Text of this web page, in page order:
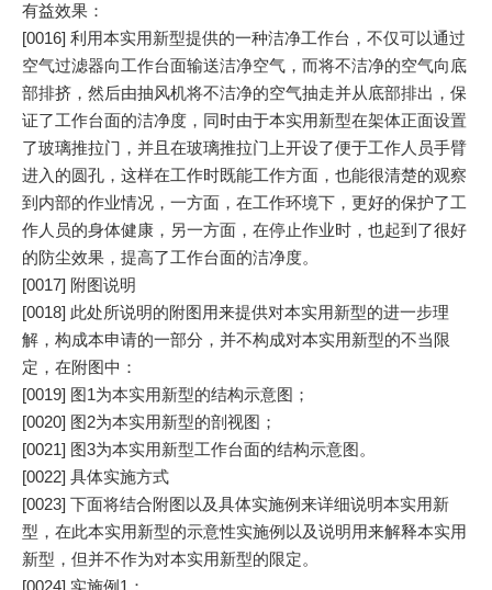
有益效果：
[0016] 利用本实用新型提供的一种洁净工作台，不仅可以通过
空气过滤器向工作台面输送洁净空气，而将不洁净的空气向底
部排挤，然后由抽风机将不洁净的空气抽走并从底部排出，保
证了工作台面的洁净度，同时由于本实用新型在架体正面设置
了玻璃推拉门，并且在玻璃推拉门上开设了便于工作人员手臂
进入的圆孔，这样在工作时既能工作方面，也能很清楚的观察
到内部的作业情况，一方面，在工作环境下，更好的保护了工
作人员的身体健康，另一方面，在停止作业时，也起到了很好
的防尘效果，提高了工作台面的洁净度。
[0017] 附图说明
[0018] 此处所说明的附图用来提供对本实用新型的进一步理
解，构成本申请的一部分，并不构成对本实用新型的不当限
定，在附图中：
[0019] 图1为本实用新型的结构示意图；
[0020] 图2为本实用新型的剖视图；
[0021] 图3为本实用新型工作台面的结构示意图。
[0022] 具体实施方式
[0023] 下面将结合附图以及具体实施例来详细说明本实用新
型，在此本实用新型的示意性实施例以及说明用来解释本实用
新型，但并不作为对本实用新型的限定。
[0024] 实施例1：